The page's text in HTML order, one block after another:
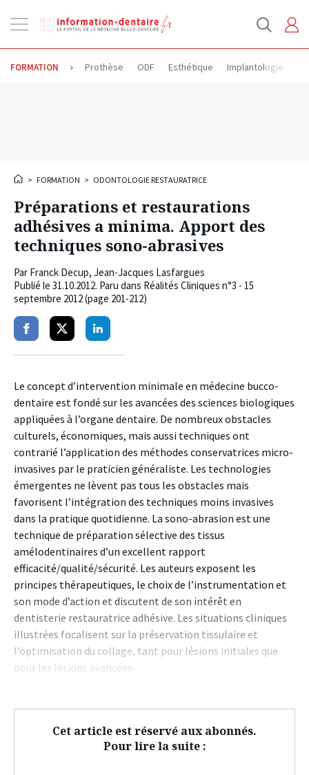
la
FORMATION Prothèse ODF Esthétique Implantologie
> FORMATION > ODONTOLOGIE RESTAURATRICE
Préparations et restaurations
adhésives a minima. Apport des
techniques sono-abrasives
Par Franck Decup, Jean-Jacques Lasfargues
Publié le 31.10.2012. Paru dans Réalités Cliniques n°3 - 15
septembre 2012 (page 201-212)
PartagerPartagerPartager
Le concept d’intervention minimale en médecine bucco-
dentaire est fondé sur les avancées des sciences biologiques
appliquées à l’organe dentaire. De nombreux obstacles
culturels, économiques, mais aussi techniques ont
contrarié l’application des méthodes conservatrices micro-
invasives par le praticien généraliste. Les technologies
émergentes ne lèvent pas tous les obstacles mais
favorisent l’intégration des techniques moins invasives
dans la pratique quotidienne. La sono-abrasion est une
technique de préparation sélective des tissus
amélodentinaires d’un excellent rapport
efficacité/qualité/sécurité. Les auteurs exposent les
principes thérapeutiques, le choix de l’instrumentation et
son mode d’action et discutent de son intérêt en
dentisterie restauratrice adhésive. Les situations cliniques
illustrées focalisent sur la préservation tissulaire et
l’optimisation du collage, tant pour lésions initiales que
pour les lésions avancées.
Cet article est réservé aux abonnés.
Pour lire la suite :